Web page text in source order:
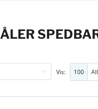
Vis: 100